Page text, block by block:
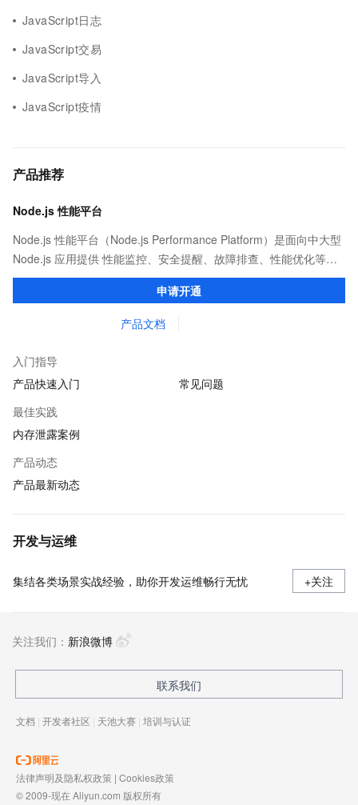
JavaScript日志
JavaScript交易
JavaScript导入
JavaScript疫情
产品推荐
Node.js 性能平台
Node.js 性能平台（Node.js Performance Platform）是面向中大型
Node.js 应用提供 性能监控、安全提醒、故障排查、性能优化等服
务的整体性解决方案。提供完善的工具链和服务，协助客户主动、
申请开通
产品文档
入门指导
产品快速入门
常见问题
最佳实践
内存泄露案例
产品动态
产品最新动态
开发与运维
集结各类场景实战经验，助你开发运维畅行无忧 +关注
关注我们： 新浪微博
联系我们
文档 | 开发者社区 | 天池大赛 | 培训与认证
法律声明及隐私权政策 | Cookies政策
© 2009-现在 Aliyun.com 版权所有